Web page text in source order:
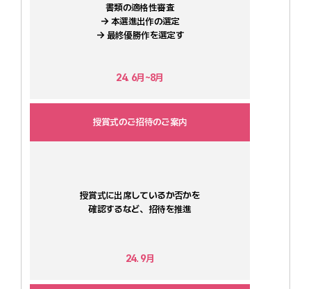
書類の適格性審査
→ 本選進出作の選定
→ 最終優勝作を選定す
24. 6月~8月
授賞式のご招待のご案内
授賞式に出席しているか否かを
確認するなど、招待を推進
24. 9月